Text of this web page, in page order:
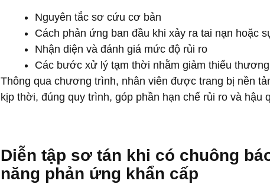
Nguyên tắc sơ cứu cơ bản
Cách phản ứng ban đầu khi xảy ra tai nạn hoặc
Nhận diện và đánh giá mức độ rủi ro
Các bước xử lý tạm thời nhằm giảm thiểu
Thông qua chương trình, nhân viên được trang bị nền
kịp thời, đúng quy trình, góp phần hạn chế rủi ro và hậu
Diễn tập sơ tán khi có chuông
năng phản ứng khẩn cấp